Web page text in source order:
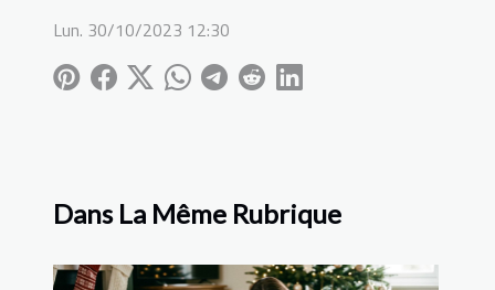
Lun. 30/10/2023 12:30
Dans La Même Rubrique